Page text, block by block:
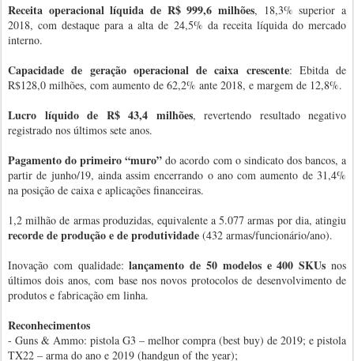
Receita operacional líquida de R$ 999,6 milhões, 18,3% superior a
2018, com destaque para a alta de 24,5% da receita líquida do mercado
interno.
Capacidade de geração operacional de caixa crescente: Ebitda de
R$128,0 milhões, com aumento de 62,2% ante 2018, e margem de 12,8%.
Lucro líquido de R$ 43,4 milhões, revertendo resultado negativo
registrado nos últimos sete anos.
Pagamento do primeiro “muro” do acordo com o sindicato dos bancos, a
partir de junho/19, ainda assim encerrando o ano com aumento de 31,4%
na posição de caixa e aplicações financeiras.
1,2 milhão de armas produzidas, equivalente a 5.077 armas por dia, atingiu
recorde de produção e de produtividade (432 armas/funcionário/ano).
Inovação com qualidade:lançamento de 50 modelos e 400 SKUs nos
últimos dois anos, com base nos novos protocolos de desenvolvimento de
produtos e fabricação em linha.
Reconhecimentos
- Guns & Ammo: pistola G3 – melhor compra (best buy) de 2019; e pistola
TX22 – arma do ano e 2019 (handgun of the year);